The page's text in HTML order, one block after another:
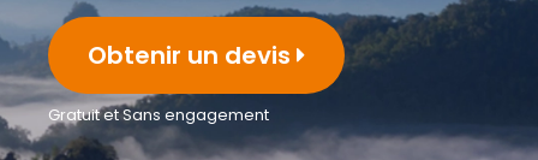
Obtenir un devis
Gratuit et Sans engagement